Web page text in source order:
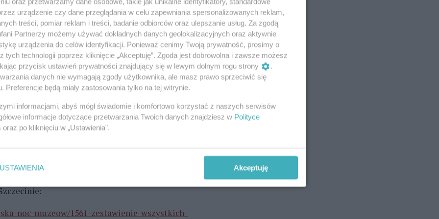
do Morskiego Centrum Nauki, ale trzeba było
uczestniczymy nie po raz pierwszy. Sądzimy, że
i Tomasz, którzy też wybrali się na wieczorną
pandemicznej naprawdę fajnie wyjść z domu
inni wyruszyli spontanicznie.
Noc Muzeów, zdecydowaliśmy, że wychodzimy i
zaczynamy, na razie obejrzeliśmy wystawę
zrobiła na nas wrażenie. Wybieramy się
na wystawę biżuterii. Pójdziemy też w miejsca,
Szczecina, bo to jest magiczne miejsce.
noc-muzeow/1561-zestawienie-wszystkich-
urządzenie czy dane przeglądania w celu zapewniania spersonalizowanych reklam,
treści, pomiar reklam i treści, badanie odbiorców oraz ulepszanie usług. Za zgodą
Partnerzy możemy używać dokładnych danych geolokalizacyjnych oraz aktywnie
urządzenia do celów identyfikacji. Ponieważ cenimy Twoją prywatność, prosimy o
tych technologii poprzez kliknięcie „Akceptuję”. Zgoda jest dobrowolna i zawsze możesz
przycisk ustawień prywatności znajdujący się w lewym dolnym rogu strony
.
danych nie wymagają zgody użytkownika, ale masz prawo sprzeciwić się
Preferencje będą miały zastosowania tylko na tej witrynie.
informacjami, abyś mógł świadomie i komfortowo korzystać z naszych serwisów
informacje dotyczące przetwarzania Twoich danych znajdziesz w Polityce
oraz po kliknięciu w „Ustawienia”.
USTAWIENIA Akceptuję